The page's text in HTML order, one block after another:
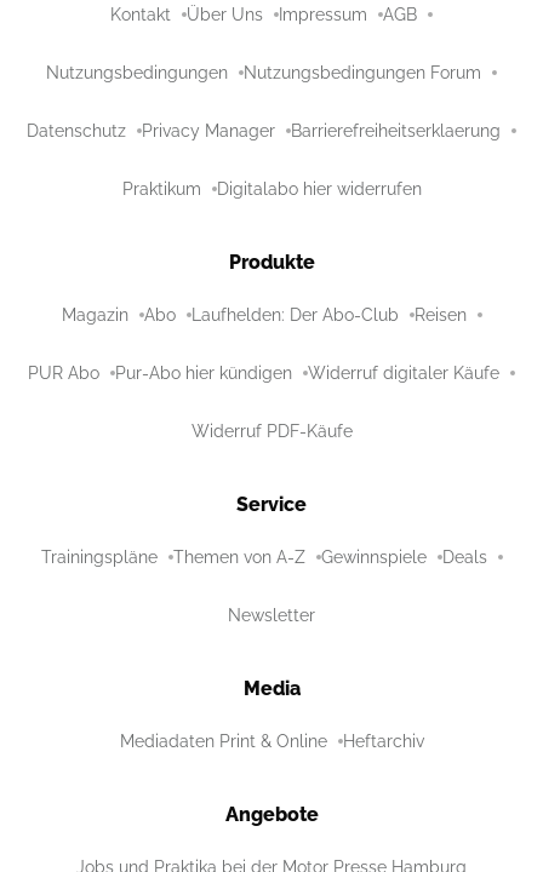
Kontakt Über Uns Impressum AGB
Nutzungsbedingungen Nutzungsbedingungen Forum
Datenschutz Privacy Manager Barrierefreiheitserklaerung
Praktikum Digitalabo hier widerrufen
Produkte
Magazin Abo Laufhelden: Der Abo-Club Reisen
PUR Abo Pur-Abo hier kündigen Widerruf digitaler Käufe
Widerruf PDF-Käufe
Service
Trainingspläne Themen von A-Z Gewinnspiele Deals
Newsletter
Media
Mediadaten Print & Online Heftarchiv
Angebote
Jobs und Praktika bei der Motor Presse Hamburg